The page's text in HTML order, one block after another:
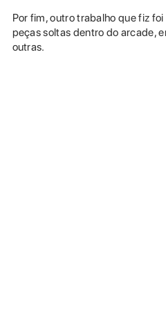
Por fim, outro trabalho que fiz
peças soltas dentro do arcade,
outras.